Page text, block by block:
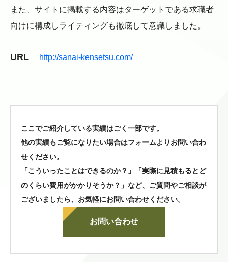
また、サイトに掲載する内容はターゲットである求職者
向けに構成しライティングも徹底して意識しました。
URL http://sanai-kensetsu.com/
ここでご紹介している実績はごく一部です。
他の実績もご覧になりたい場合はフォームよりお問い合わ
せください。
「こういったことはできるのか？」「実際に見積もるとど
のくらい費用がかかりそうか？」など、 ご質問やご相談が
ございましたら、お気軽にお問い合わせください。
お問い合わせ